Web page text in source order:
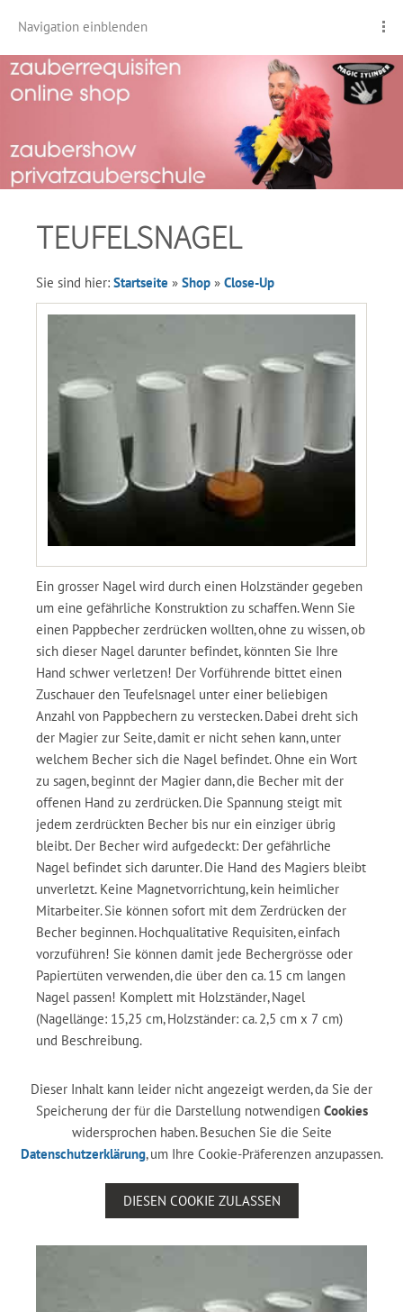
Navigation einblenden
TEUFELSNAGEL
Sie sind hier: Startseite » Shop » Close-Up
Ein grosser Nagel wird durch einen Holzständer gegeben
um eine gefährliche Konstruktion zu schaffen. Wenn Sie
einen Pappbecher zerdrücken wollten, ohne zu wissen, ob
sich dieser Nagel darunter befindet, könnten Sie Ihre
Hand schwer verletzen! Der Vorführende bittet einen
Zuschauer den Teufelsnagel unter einer beliebigen
Anzahl von Pappbechern zu verstecken. Dabei dreht sich
der Magier zur Seite, damit er nicht sehen kann, unter
welchem Becher sich die Nagel befindet. Ohne ein Wort
zu sagen, beginnt der Magier dann, die Becher mit der
offenen Hand zu zerdrücken. Die Spannung steigt mit
jedem zerdrückten Becher bis nur ein einziger übrig
bleibt. Der Becher wird aufgedeckt: Der gefährliche
Nagel befindet sich darunter. Die Hand des Magiers bleibt
unverletzt. Keine Magnetvorrichtung, kein heimlicher
Mitarbeiter. Sie können sofort mit dem Zerdrücken der
Becher beginnen. Hochqualitative Requisiten, einfach
vorzuführen! Sie können damit jede Bechergrösse oder
Papiertüten verwenden, die über den ca. 15 cm langen
Nagel passen! Komplett mit Holzständer, Nagel
(Nagellänge: 15,25 cm, Holzständer: ca. 2,5 cm x 7 cm)
und Beschreibung.
Dieser Inhalt kann leider nicht angezeigt werden, da Sie der
Speicherung der für die Darstellung notwendigen Cookies
widersprochen haben. Besuchen Sie die Seite
Datenschutzerklärung, um Ihre Cookie-Präferenzen anzupassen.
DIESEN COOKIE ZULASSEN